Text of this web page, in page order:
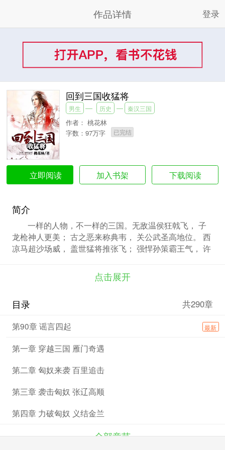
作品详情 登录
回到三国收猛将
男生 历史 秦汉三国
作者： 桃花林
字数：97万字
已完结
立即阅读 加入书架 下载阅读
简介
一样的人物，不一样的三国。无敌温侯狂戟飞， 子
龙枪神人更美； 古之恶来称典韦， 关公武圣高地位。 西
凉马超沙场威， 盖世猛将推张飞； 强悍孙策霸王气， 许
忠老将出神箭， 张辽惊得敌胆碎。 大智神勇赞姜维， 庞
德抬棺死不畏 文远名镇逍遥津， 周泰救驾濡须口 血胆英
艾和姜维， 邓艾奇袭功甚伟， 无奈争功命西归
点击展开
目录 共290章
第90章 谣言四起 最新
第一章 穿越三国 雁门奇遇
第二章 匈奴来袭 百里追击
第三章 袭击匈奴 张辽高顺
第四章 力破匈奴 义结金兰
全部章节